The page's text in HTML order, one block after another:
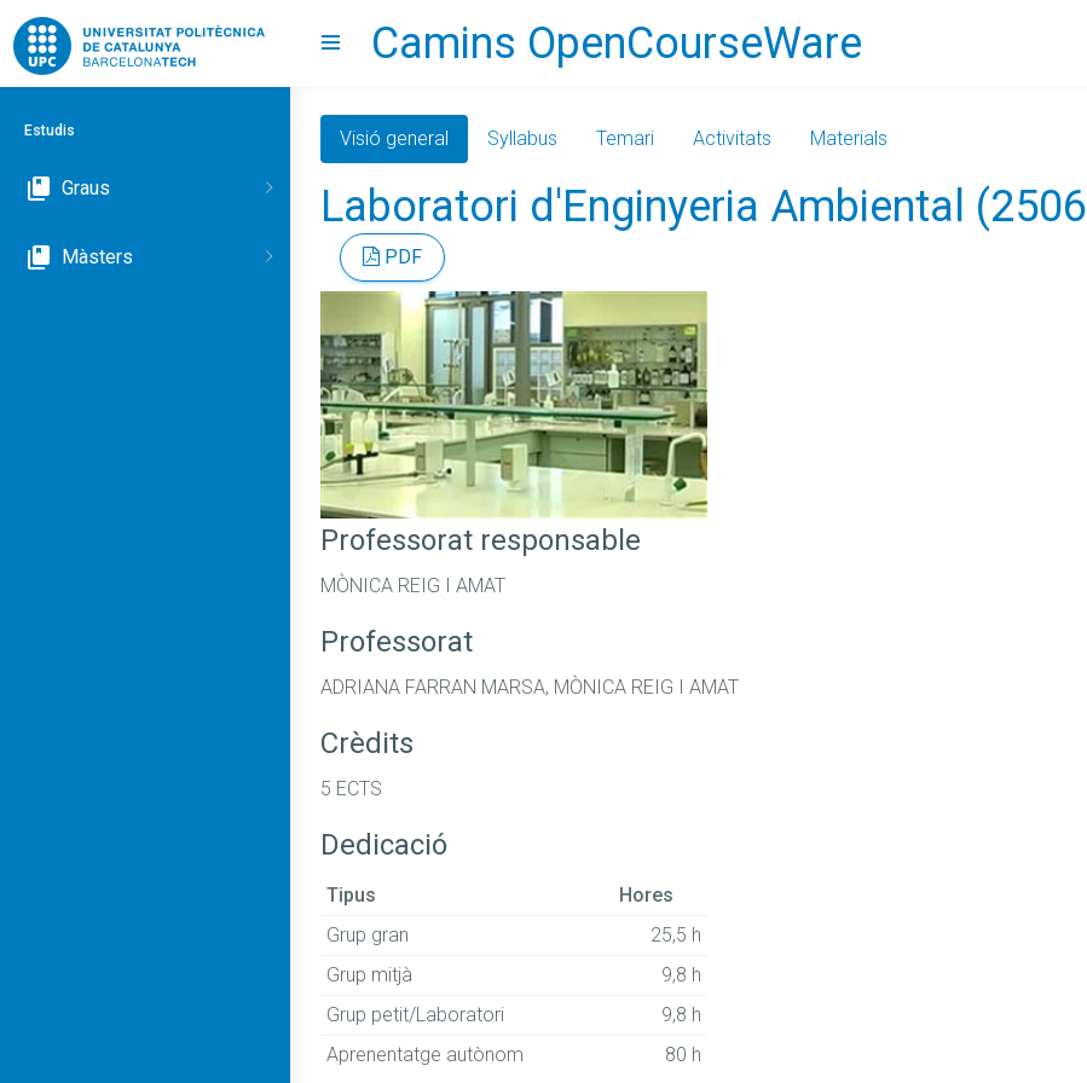
Go to upc.edu Show menuCamins OpenCourseWare
Estudis
Graus
Màsters
Visió general Syllabus Temari Activitats Materials
Laboratori d'Enginyeria Ambiental
PDF
Professorat responsable
MÒNICA REIG I AMAT
Professorat
ADRIANA FARRAN MARSA, MÒNICA REIG I AMAT
Crèdits
5 ECTS
Dedicació
Tipus
Hores
Grup gran
25,5 h
Grup mitjà
9,8 h
Grup petit/Laboratori
9,8 h
Aprenentatge autònom
80 h